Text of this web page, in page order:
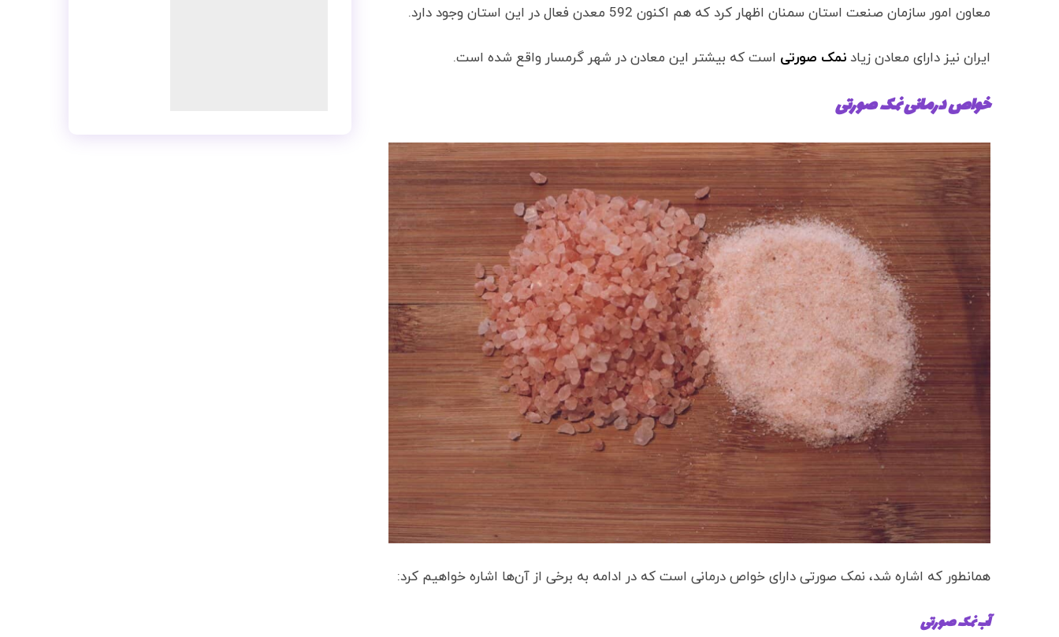
معاون امور سازمان صنعت استان سمنان اظهار کرد که هم اکنون 592 معدن فعال در این استان وجود دارد.
ایران نیز دارای معادن زیاد نمک صورتی است که بیشتر این معادن در شهر گرمسار واقع شده است.
خواص درمانی نمک صورتی
همانطور که اشاره شد، نمک صورتی دارای خواص درمانی است که در ادامه به برخی از آن‌ها اشاره خواهیم کرد:
آب نمک صورتی